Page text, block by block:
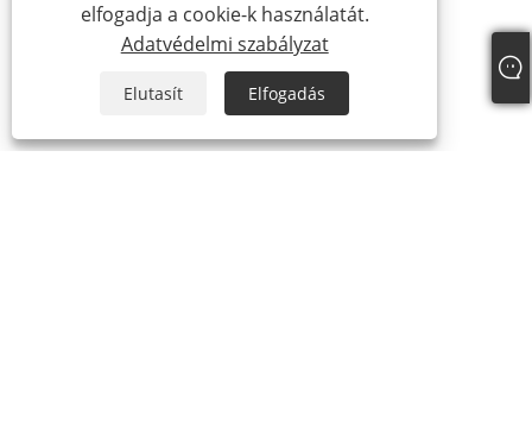
elfogadja a cookie-k használatát.
Adatvédelmi szabályzat
Elutasít Elfogadás